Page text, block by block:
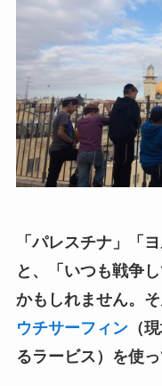
「パレスチナ」「
と、「いつも戦争
かもしれません。
ウチサーフィン（
るラービス）を使